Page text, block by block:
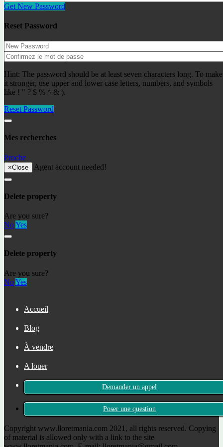
Get New Password
Reset Password
Hint: The password should be at least seven characters long. To make
it stronger, use upper and lower case letters, numbers, and symbols
like ! " ? $ % ^ & ).
Reset Password
Mes recherches
Proche
×Close Agent account needed!
Delete property
Are you sure?
NoYes
Delete property
Are you sure?
NoYes
Accueil
Blog
À vendre
A louer
Contact
Alexander I.
Spécialiste de l'immobilier
Lloret de Mar- Fenals ref: LM-019
233000€
виды на горы и озера.
Первое путешествие в Сан Себастьян
Digital nomads in 2023
leur permis de conduire.
Rupit – la ville des sorcières et un joyau médiéval
Connecte avec nous
Rector Coch, 5
Demander un appel
Poser une question
Copyright www.lloretmania.com 2021, all rights reserved. Copying
of material is allowed only with a link to the site